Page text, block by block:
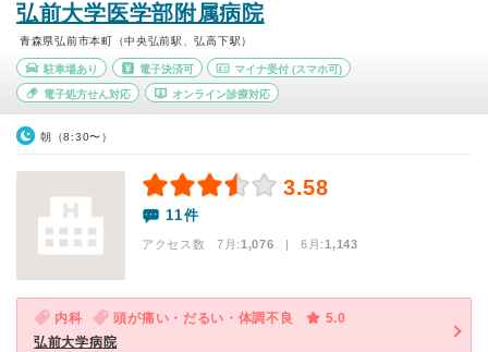
弘前大学医学部附属病院
青森県弘前市本町（中央弘前駅、弘高下駅）
駐車場あり 電子決済可 マイナ受付 (スマホ可)
電子処方せん対応 オンライン診療対応
朝（8:30〜）
3.58
11件
アクセス数 7月:1,076 | 6月:1,143
内科 頭が痛い・だるい・体調不良
5.0
弘前大学病院